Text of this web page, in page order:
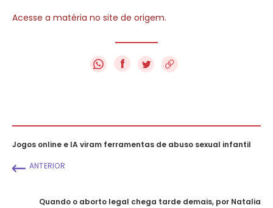
Acesse a matéria no site de origem.
f
Jogos online e IA viram ferramentas de abuso sexual infantil
ANTERIOR
Quando o aborto legal chega tarde demais, por Natalia